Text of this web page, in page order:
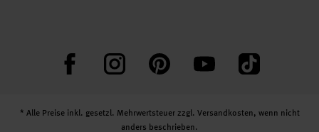
FacebookInstagram PinterestYouTube TikTok
* Alle Preise inkl. gesetzl. Mehrwertsteuer zzgl. Versandkosten, wenn nicht
anders beschrieben.